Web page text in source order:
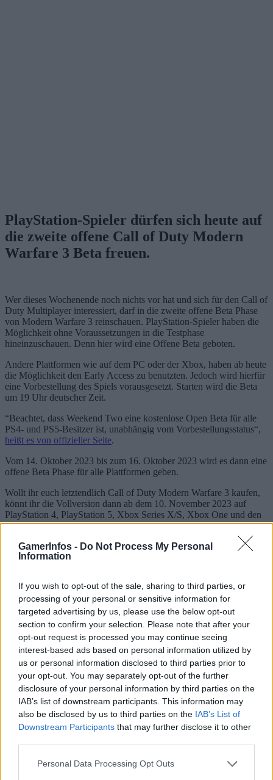
GamerInfos - Do Not Process My Personal
Information
If you wish to opt-out of the sale, sharing to third parties, or
processing of your personal or sensitive information for
targeted advertising by us, please use the below opt-out
section to confirm your selection. Please note that after your
opt-out request is processed you may continue seeing
interest-based ads based on personal information utilized by
us or personal information disclosed to third parties prior to
your opt-out. You may separately opt-out of the further
disclosure of your personal information by third parties on the
IAB’s list of downstream participants. This information may
also be disclosed by us to third parties on the IAB’s List of
Downstream Participants that may further disclose it to other
Personal Data Processing Opt Outs
PlayStation-Spieler dürfen sich heute auf
die zweite offene Call of Duty Modern
Warfare 3 Beta freuen.
Wer dieses Wochenende noch nichts vor hat und sich für den Call of
Duty Multiplayer interessiert, darf in die zweite offene Beta Phase
von Modern Warfare 3 reinschauen. PlayStation-Spieler haben die
Möglichkeit ohne Voraussetzungen in die Testphase
hineinzuschauen. Denn hier wird eine Offene Beta geboten.
Andere Plattformen wie auf dem PC oder der Xbox, haben ab heute
die Möglichkeit den Early Access zu benutzten. Jedoch wird hierfür
eine Vorbestellung des Spiels vorausgesetzt. Starten wird die Beta
um 19 Uhr deutscher Zeit.
“Beachtet, dass Weekend Two eine kostenlose Open Beta für alle
PS4- und PS5-Besitzer ist, unabhängig vom Vorbestellungsstatus“,
heißt es von offizieller Seite.
Vom 14. Oktober 2023 bis zum 16. Oktober 2023 wird es dann eine
offene Beta Phase für alle Plattformen geben.
Wollt ihr euch letztendlich Call of Duty Modern Warfare 3 kaufen,
könnt ihr die Vollversion dann ab dem 10. November 2023 auf
PlayStation 4, PlayStation 5, Xbox Series X/S, Xbox One und den
PC spielen.
TAGS gamer games PlayStation 5
Vorheriger Artikel
Markteinführung der
PlayStation 5 Slim: USA im
November, Europa bald darauf
Nächster Artikel
Übernahme-Blockade
aufgehoben: Microsoft darf
Activision Blizzard übernehmen
Sony bereitet sich auf GTA 6 vor – PS5-Nachschub für den Mega-Launch